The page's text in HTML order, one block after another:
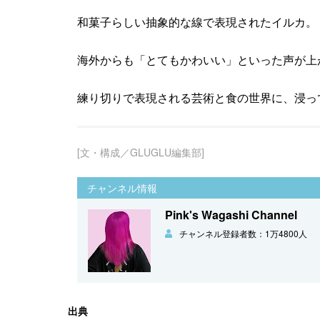
和菓子らしい抽象的な線で表現されたイルカ。
海外からも「とてもかわいい」といった声が
練り切りで表現される芸術と食の世界に、浸
[文・構成／GLUGLU編集部]
チャンネル情報
Pink's Wagashi Channel
チャンネル登録者数：1万4800人
出典